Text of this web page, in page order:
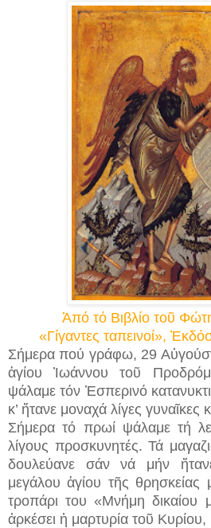
Ἀπό τό Βιβλίο τοῦ
«Γίγαντες ταπεινοί»,
Σήμερα πού γράφω, 29
ἁγίου Ἰωάννου τοῦ
ψάλαμε τόν Ἑσπερινό
κ’ ἤτανε μοναχά λίγες γυναῖκες
Σήμερα τό πρωί ψάλαμε τή
λίγους προσκυνητές. Τά
δουλεύανε σάν νά μήν
μεγάλου ἁγίου τῆς θρησκείας
τροπάρι του «Μνήμη δικαίου
ἀρκέσει ἡ μαρτυρία τοῦ